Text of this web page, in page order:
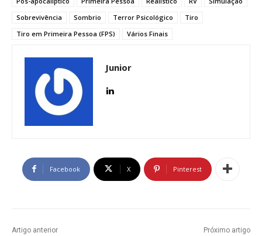
Sobrevivência
Sombrio Terror Psicológico
Tiro
Tiro em Primeira Pessoa (FPS)
Vários Finais
Junior
Facebook X Pinterest
Artigo anterior Próximo artigo